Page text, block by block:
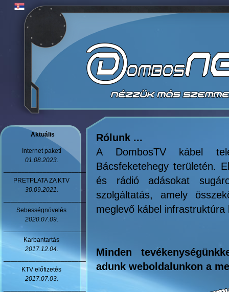
Aktuális
Internet paketi
01.08.2023.
PRETPLATA ZA KTV
30.09.2021.
Sebességnövelés
2020.07.09.
Karbantartás
2017.12.04.
_______________________
KTV előfizetés
2017.07.03.
_______________________
Rólunk ...
A DombosTV kábel
Bácsfeketehegy területén.
és rádió adásokat
szolgáltatás, amely
meglevő kábel infrastruktúra
Minden
adunk weboldalunkon a